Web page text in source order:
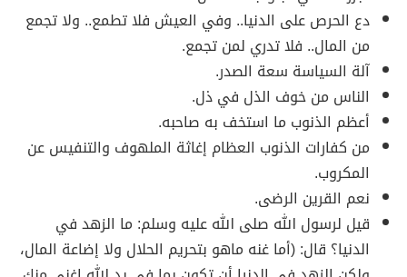
دع الحرص على الدنيا.. وفي العيش فلا تطمع.. ولا تجمع
من المال.. فلا تدري لمن تجمع.
آلة السياسة سعة الصدر.
الناس من خوف الذل في ذل.
أعظم الذنوب ما استخف به صاحبه.
من كفارات الذنوب العظام إغاثة الملهوف والتنفيس عن
المكروب.
نعم القرين الرضى.
قيل لرسول الله صلى الله عليه وسلم: ما الزهد في
الدنيا؟ قال: (أما غنه ماهو بتحريم الحلال ولا إضاعة المال،